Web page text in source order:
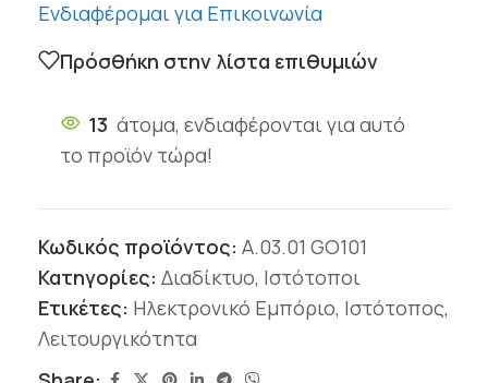
Ενδιαφέρομαι για Επικοινωνία
Πρόσθήκη στην λίστα επιθυμιών
13 άτομα, ενδιαφέρονται για αυτό
το προϊόν τώρα!
Κωδικός προϊόντος: A.03.01 GO101
Κατηγορίες: Διαδίκτυο, Ιστότοποι
Ετικέτες: Ηλεκτρονικό Εμπόριο, Ιστότοπος,
Λειτουργικότητα